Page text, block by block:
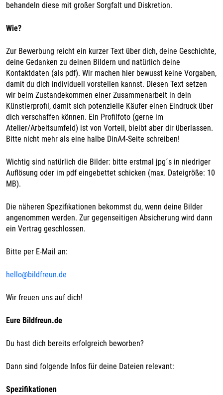
behandeln diese mit großer Sorgfalt und Diskretion.
Wie?
Zur Bewerbung reicht ein kurzer Text über dich, deine Geschichte,
deine Gedanken zu deinen Bildern und natürlich deine
Kontaktdaten (als pdf). Wir machen hier bewusst keine Vorgaben,
damit du dich individuell vorstellen kannst. Diesen Text setzen
wir beim Zustandekommen einer Zusammenarbeit in dein
Künstlerprofil, damit sich potenzielle Käufer einen Eindruck über
dich verschaffen können. Ein Profilfoto (gerne im
Atelier/Arbeitsumfeld) ist von Vorteil, bleibt aber dir überlassen.
Bitte nicht mehr als eine halbe DinA4-Seite schreiben!
Wichtig sind natürlich die Bilder: bitte erstmal jpg´s in niedriger
Auflösung oder im pdf eingebettet schicken (max. Dateigröße: 10
MB).
Die näheren Spezifikationen bekommst du, wenn deine Bilder
angenommen werden. Zur gegenseitigen Absicherung wird dann
ein Vertrag geschlossen.
Bitte per E-Mail an:
hello@bildfreun.de
Wir freuen uns auf dich!
Eure Bildfreun.de
Du hast dich bereits erfolgreich beworben?
Dann sind folgende Infos für deine Dateien relevant:
Spezifikationen